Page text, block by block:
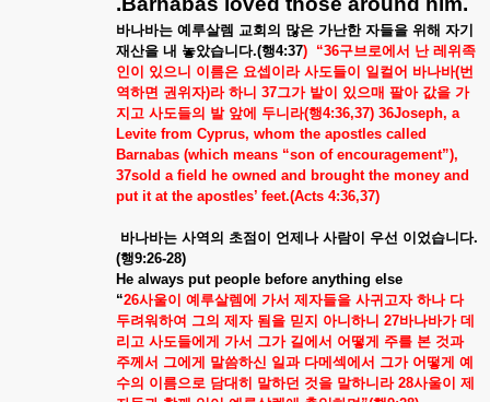
바나바는 예루살렘 교회의 많은 가난한 자들을 위해 자기
재산을 내 놓았습니다.(행4:37) “36구브로에서 난 레위족
인이
있으니 이름은 요셉이라 사도들이 일컬어 바나바(번
역하면 권위자)라 하니 37그가 밭이 있으매 팔아 값을 가
지고 사도들의 발 앞에 두니라(행4:36,37) 36Joseph, a
Levite from Cyprus, whom the apostles called
Barnabas (which means “son of encouragement”),
37sold a field he owned and brought the money and
put it at the apostles’ feet.(Acts 4:36,37)
바나바는 사역의 초점이 언제나 사람이 우선 이었습니다.
(행9:26-28)
He always put people before anything else
“26사울이 예루살렘에 가서 제자들을 사귀고자 하나 다
두려워하여 그의 제자 됨을 믿지 아니하니 27바나바가 데
리고 사도들에게 가서 그가 길에서 어떻게 주를 본 것과
주께서 그에게 말씀하신 일과 다메섹에서 그가 어떻게 예
수의 이름으로 담대히 말하던 것을 말하니라28사울이 제